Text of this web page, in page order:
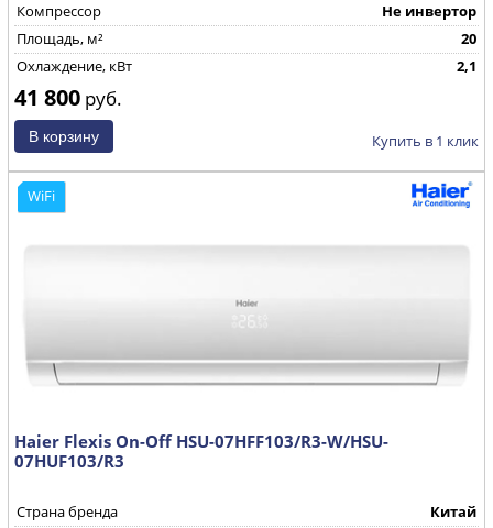
Компрессор
Не инвертор
Площадь, м²
20
Охлаждение, кВт
2,1
41 800 руб.
Купить в 1 клик
WiFi
Haier Flexis On-Off HSU-07HFF103/R3-W/HSU-
07HUF103/R3
Страна бренда
Китай